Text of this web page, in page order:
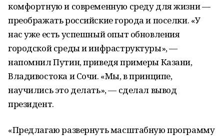
комфортную и современную среду для жизни —
преображать российские города и поселки. «У
нас уже есть успешный опыт обновления
городской среды и инфраструктуры», —
напомнил Путин, приведя примеры Казани,
Владивостока и Сочи. «Мы, в принципе,
научились это делать», — сделал вывод
президент.
«Предлагаю развернуть масштабную программу